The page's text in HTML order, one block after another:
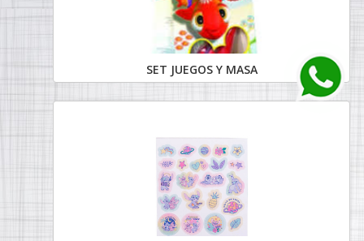
SET JUEGOS Y MASA